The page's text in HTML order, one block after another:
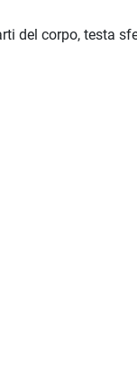
del corpo, testa